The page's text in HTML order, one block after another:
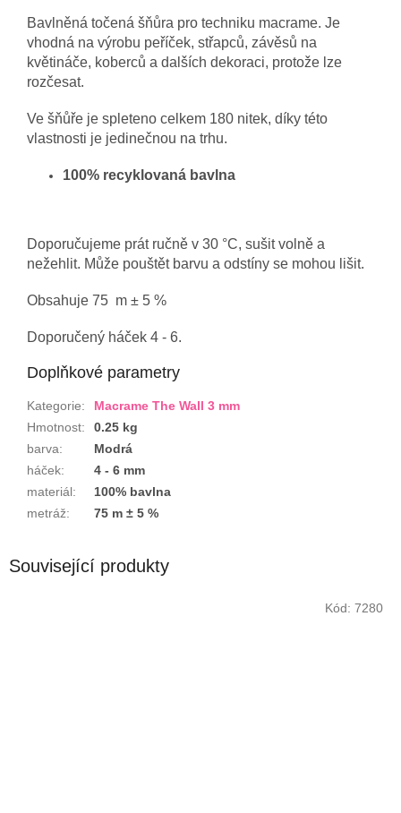
Bavlněná točená šňůra pro techniku macrame. Je
vhodná na výrobu peříček, střapců, závěsů na
květináče, koberců a dalších dekoraci, protože lze
rozčesat.
Ve šňůře je spleteno celkem 180 nitek, díky této
vlastnosti je jedinečnou na trhu.
100% recyklovaná bavlna
Doporučujeme prát ručně v 30 °C, sušit volně a
nežehlit. Může pouštět barvu a odstíny se mohou lišit.
Obsahuje 75 m ± 5 %
Doporučený háček 4 - 6.
Doplňkové parametry
Kategorie:
Macrame The Wall 3 mm
Hmotnost:
0.25 kg
barva:
Modrá
háček:
4 - 6 mm
materiál:
100% bavlna
metráž: 75 m ± 5 %
Související produkty
Kód: 7280